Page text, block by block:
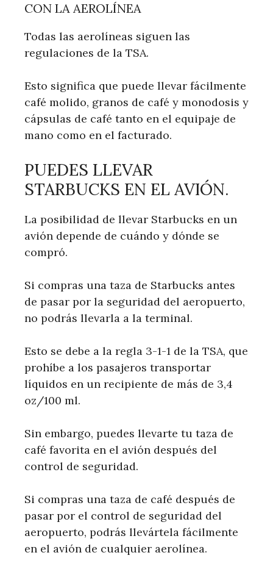
CON LA AEROLÍNEA
Todas las aerolíneas siguen las
regulaciones de la TSA.
Esto significa que puede llevar fácilmente
café molido, granos de café y monodosis y
cápsulas de café tanto en el equipaje de
mano como en el facturado.
PUEDES LLEVAR
STARBUCKS EN EL AVIÓN.
La posibilidad de llevar Starbucks en un
avión depende de cuándo y dónde se
compró.
Si compras una taza de Starbucks antes
de pasar por la seguridad del aeropuerto,
no podrás llevarla a la terminal.
Esto se debe a la regla 3-1-1 de la TSA, que
prohíbe a los pasajeros transportar
líquidos en un recipiente de más de 3,4
oz/100 ml.
Sin embargo, puedes llevarte tu taza de
café favorita en el avión después del
control de seguridad.
Si compras una taza de café después de
pasar por el control de seguridad del
aeropuerto, podrás llevártela fácilmente
en el avión de cualquier aerolínea.